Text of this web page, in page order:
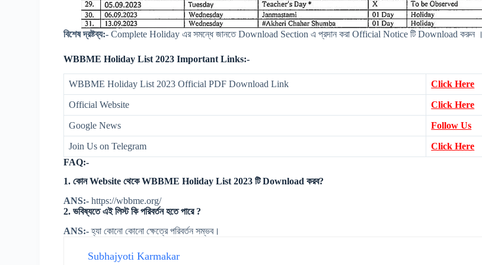
বিশেষ দ্রষ্টব্য:- Complete Holiday এর সমন্ধে জানতে Download Section এ প্রদান করা Official Notice টি Download করুন ।
WBBME Holiday List 2023 Important Links:-
WBBME Holiday List 2023 Official PDF Download Link Click Here
Official Website Click Here
Google News Follow Us
Join Us on Telegram
Click Here
FAQ:-
1. কোন Website থেকে WBBME Holiday List 2023 টি Download করব?
ANS:-https://wbbme.org/
2. ভবিষ্যতে এই লিস্ট কি পরিবর্তন হতে পারে ?
ANS:-হ্যা কোনো কোনো ক্ষেত্রে পরিবর্তন সম্ভব।
Subhajyoti Karmakar